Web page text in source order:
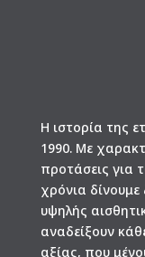
Η ιστορία της
1990. Με
προτάσεις για
χρόνια
υψηλής
αναδείξουν
αξίας, που